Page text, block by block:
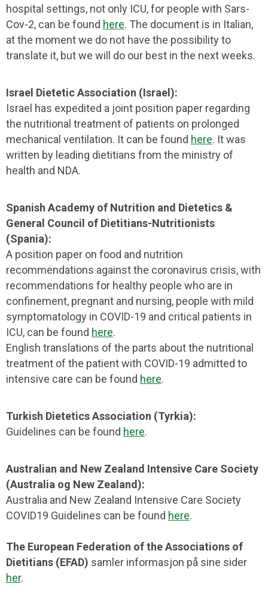
hospital settings, not only ICU, for people with Sars-
Cov-2, can be found here. The document is in Italian,
at the moment we do not have the possibility to
translate it, but we will do our best in the next weeks.
Israel Dietetic Association (Israel):
Israel has expedited a joint position paper regarding
the nutritional treatment of patients on prolonged
mechanical ventilation. It can be found here. It was
written by leading dietitians from the ministry of
health and NDA.
Spanish Academy of Nutrition and Dietetics &
General Council of Dietitians-Nutritionists
(Spania):
A position paper on food and nutrition
recommendations against the coronavirus crisis, with
recommendations for healthy people who are in
confinement, pregnant and nursing, people with mild
symptomatology in COVID-19 and critical patients in
ICU, can be found here.
English translations of the parts about the nutritional
treatment of the patient with COVID-19 admitted to
intensive care can be found here.
Turkish Dietetics Association (Tyrkia):
Guidelines can be found here.
Australian and New Zealand Intensive Care Society
(Australia og New Zealand):
Australia and New Zealand Intensive Care Society
COVID19 Guidelines can be found here.
The European Federation of the Associations of
Dietitians (EFAD) samler informasjon på sine sider
her.